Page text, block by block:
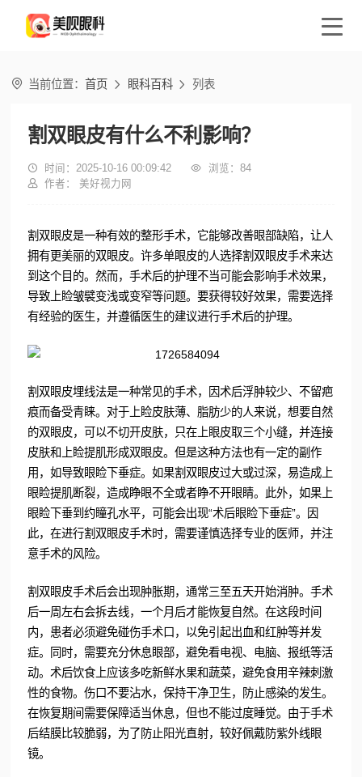
 当前位置：首页  眼科百科  列表
割双眼皮有什么不利影响？
 时间：2025-10-16 00:09:42  浏览： 84
 作者： 美好视力网
割双眼皮是一种有效的整形手术，它能够改善眼部缺陷，让人
拥有更美丽的双眼皮。许多单眼皮的人选择割双眼皮手术来达
到这个目的。然而，手术后的护理不当可能会影响手术效果，
导致上睑皱襞变浅或变窄等问题。要获得较好效果，需要选择
有经验的医生，并遵循医生的建议进行手术后的护理。
割双眼皮埋线法是一种常见的手术，因术后浮肿较少、不留疤
痕而备受青睐。对于上睑皮肤薄、脂肪少的人来说，想要自然
的双眼皮，可以不切开皮肤，只在上眼皮取三个小缝，并连接
皮肤和上睑提肌形成双眼皮。但是这种方法也有一定的副作
用，如导致眼睑下垂症。如果割双眼皮过大或过深，易造成上
眼睑提肌断裂，造成睁眼不全或者睁不开眼睛。此外，如果上
眼睑下垂到约瞳孔水平，可能会出现“术后眼睑下垂症”。因
此，在进行割双眼皮手术时，需要谨慎选择专业的医师，并注
意手术的风险。
割双眼皮手术后会出现肿胀期，通常三至五天开始消肿。手术
后一周左右会拆去线，一个月后才能恢复自然。在这段时间
内，患者必须避免碰伤手术口，以免引起出血和红肿等并发
症。同时，需要充分休息眼部，避免看电视、电脑、报纸等活
动。术后饮食上应该多吃新鲜水果和蔬菜，避免食用辛辣刺激
性的食物。伤口不要沾水，保持干净卫生，防止感染的发生。
在恢复期间需要保障适当休息，但也不能过度睡觉。由于手术
后结膜比较脆弱，为了防止阳光直射，较好佩戴防紫外线眼
镜。